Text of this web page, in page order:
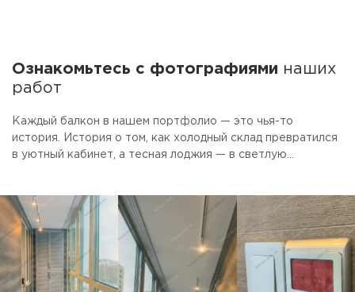
Ознакомьтесь с фотографиями наших
работ
Каждый балкон в нашем портфолио — это чья-то
история. История о том, как холодный склад превратился
в уютный кабинет, а тесная лоджия — в светлую
то, что нравится — просто скажите, мы сделаем так же.